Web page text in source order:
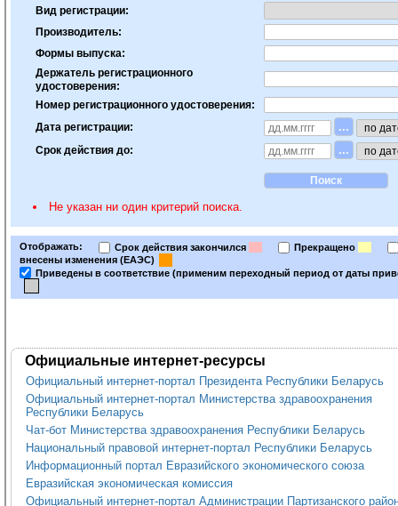
Вид регистрации:
Производитель:
Формы выпуска:
Держатель регистрационного
удостоверения:
Номер регистрационного удостоверения:
Дата регистрации:
...
Срок действия до: ...
Не указан ни один критерий поиска.
Отображать: Срок действия закончился
Прекращено
внесены изменения (ЕАЭС)
Приведены в соответствие (применим переходный период от даты
Официальные интернет-ресурсы
Официальный интернет-портал Президента Республики Беларусь
Официальный интернет-портал Министерства здравоохранения
Республики Беларусь
Чат-бот Министерства здравоохранения Республики Беларусь
Национальный правовой интернет-портал Республики Беларусь
Информационный портал Евразийского экономического союза
Евразийская экономическая комиссия
Официальный интернет-портал Администрации Партизанского